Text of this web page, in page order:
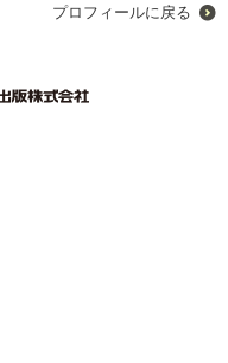
プロフィールに戻る